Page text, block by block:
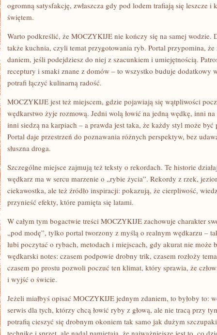
ogromną satysfakcję, zwłaszcza gdy pod lodem trafiają się leszcze i
świętem.
Warto podkreślić, że MOCZYKIJE nie kończy się na samej wodzie.
także kuchnia, czyli temat przygotowania ryb. Portal przypomina,
daniem, jeśli podejdziesz do niej z szacunkiem i umiejętnością.
receptury i smaki znane z domów – to wszystko buduje dodatkowy
potrafi łączyć kulinarną radość.
MOCZYKIJE jest też miejscem, gdzie pojawiają się wątpliwości
wędkarstwo żyje rozmową. Jedni wolą łowić na jedną wędkę, inni
inni siedzą na karpiach – a prawda jest taka, że każdy styl może
Portal daje przestrzeń do poznawania różnych perspektyw, bez
słuszna droga.
Szczególne miejsce zajmują też teksty o rekordach. Te historie
wędkarz ma w sercu marzenie o „rybie życia”. Rekordy z rzek,
ciekawostka, ale też źródło inspiracji: pokazują, że cierpliwość,
przynieść efekty, które pamięta się latami.
W całym tym bogactwie treści MOCZYKIJE zachowuje charakter
„pod modę”, tylko portal tworzony z myślą o realnym wędkarzu –
lubi poczytać o rybach, metodach i miejscach, gdy akurat nie może
wędkarski notes: czasem podpowie drobny trik, czasem rozłoży
czasem po prostu pozwoli poczuć ten klimat, który sprawia, że
i wyjść o świcie.
Jeżeli miałbyś opisać MOCZYKIJE jednym zdaniem, to byłoby to:
serwis dla tych, którzy chcą łowić ryby z głową, ale nie tracą przy
potrafią cieszyć się drobnym okoniem tak samo jak dużym
technikę i sprzęt, ale nadal pamiętają, że najważniejsze jest to, co